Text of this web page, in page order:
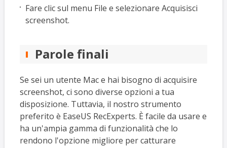
Fare clic sul menu File e selezionare Acquisisci
screenshot.
Parole finali
Se sei un utente Mac e hai bisogno di acquisire
screenshot, ci sono diverse opzioni a tua
disposizione. Tuttavia, il nostro strumento
preferito è EaseUS RecExperts. È facile da usare e
ha un'ampia gamma di funzionalità che lo
rendono l'opzione migliore per catturare